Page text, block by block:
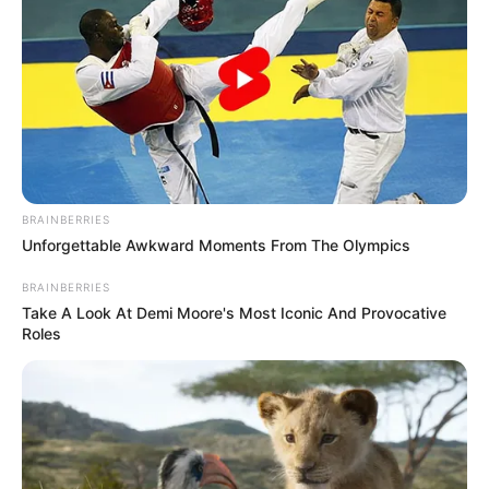
sajtó is történelmi fordulatként kezelte az
eseményt: a Guardian arról írt, hogy Magyar Péter
hivatalba lépésével véget ért Orbán Viktor 16 éves
korszaka, a Tisza Párt pedig kétharmados
többséggel kezdheti meg a kormányzást.
BRAINBERRIES
Unforgettable Awkward Moments From The Olympics
BRAINBERRIES
Take A Look At Demi Moore's Most Iconic And Provocative
Roles